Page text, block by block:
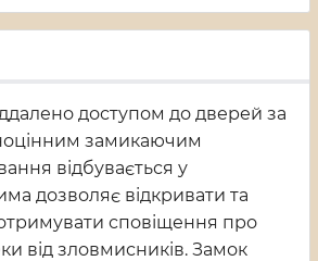
доступом до дверей за
замикаючим
відбувається у
дозволяє відкривати та
сповіщення про
від зловмисників. Замок